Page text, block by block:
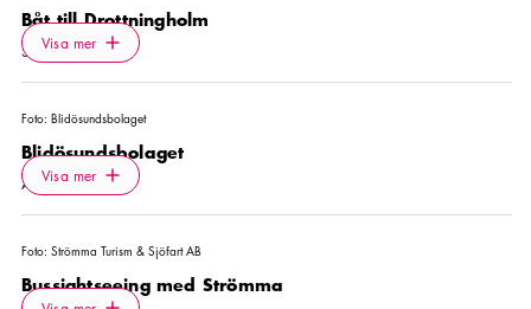
Båt till Drottningholm
SEVÄRDHET
Visa mer Icon.plusAltText
Visa mer
Foto: Blidösundsbolaget
Blidösundsbolaget
AKTIVITET
Visa mer Icon.plusAltText
Visa mer
Foto: Strömma Turism & Sjöfart AB
Bussightseeing med Strömma